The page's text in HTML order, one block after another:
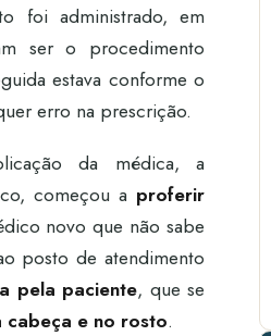
foi administrado, em
ser o procedimento
estava conforme o
erro na prescrição.
da médica, a
começou a proferir
novo que não sabe
posto de atendimento
pela paciente, que se
cabeça e no rosto.